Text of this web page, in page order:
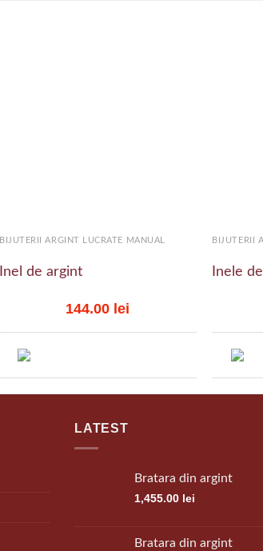
BIJUTERII ARGINT LUCRATE MANUAL
Inel de argint
144.00 lei
BIJUTERII
Inele
LATEST
Bratara din argint
1,455.00 lei
Bratara din argint